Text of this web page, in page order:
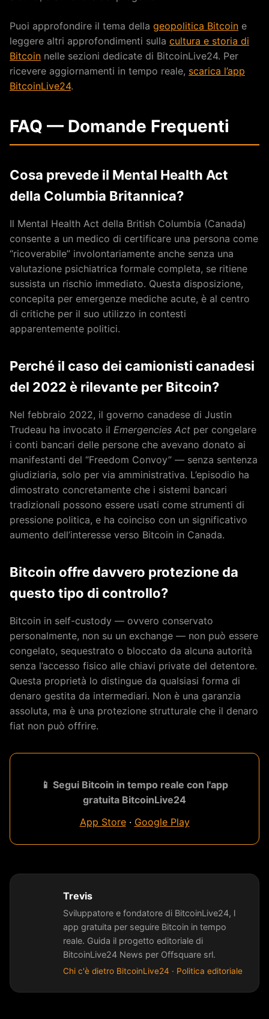
Puoi approfondire il tema della geopolitica Bitcoin e
leggere altri approfondimenti sulla cultura e storia di
Bitcoin nelle sezioni dedicate di BitcoinLive24. Per
ricevere aggiornamenti in tempo reale, scarica l’app
BitcoinLive24.
FAQ — Domande Frequenti
Cosa prevede il Mental Health Act
della Columbia Britannica?
Il Mental Health Act della British Columbia (Canada)
consente a un medico di certificare una persona come
“ricoverabile” involontariamente anche senza una
valutazione psichiatrica formale completa, se ritiene
sussista un rischio immediato. Questa disposizione,
concepita per emergenze mediche acute, è al centro
di critiche per il suo utilizzo in contesti
apparentemente politici.
Perché il caso dei camionisti canadesi
del 2022 è rilevante per Bitcoin?
Nel febbraio 2022, il governo canadese di Justin
Trudeau ha invocato il Emergencies Act per congelare
i conti bancari delle persone che avevano donato ai
manifestanti del “Freedom Convoy” — senza sentenza
giudiziaria, solo per via amministrativa. L’episodio ha
dimostrato concretamente che i sistemi bancari
tradizionali possono essere usati come strumenti di
pressione politica, e ha coinciso con un significativo
aumento dell’interesse verso Bitcoin in Canada.
Bitcoin offre davvero protezione da
questo tipo di controllo?
Bitcoin in self-custody — ovvero conservato
personalmente, non su un exchange — non può essere
congelato, sequestrato o bloccato da alcuna autorità
senza l’accesso fisico alle chiavi private del detentore.
Questa proprietà lo distingue da qualsiasi forma di
denaro gestita da intermediari. Non è una garanzia
assoluta, ma è una protezione strutturale che il denaro
fiat non può offrire.
📱 Segui Bitcoin in tempo reale con l'app
gratuita BitcoinLive24
App Store· Google Play
Trevis
Sviluppatore e fondatore di BitcoinLive24, l
app gratuita per seguire Bitcoin in tempo
reale. Guida il progetto editoriale di
BitcoinLive24 News per Offsquare srl.
Chi c'è dietro BitcoinLive24 · Politica editoriale